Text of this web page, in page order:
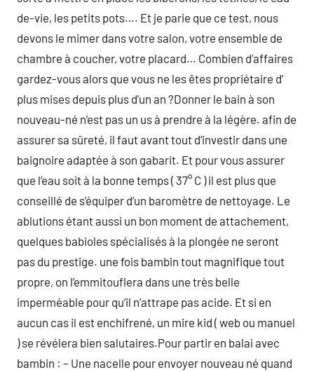
de-vie, les petits pots…. Et je parie que ce test, nous
devons le mimer dans votre salon, votre ensemble de
chambre à coucher, votre placard… Combien d’affaires
gardez-vous alors que vous ne les êtes propriétaire d’
plus mises depuis plus d’un an ?Donner le bain à son
nouveau-né n’est pas un us à prendre à la légère. afin de
assurer sa sûreté, il faut avant tout d’investir dans une
baignoire adaptée à son gabarit. Et pour vous assurer
que l’eau soit à la bonne temps ( 37° C ) il est plus que
conseillé de s’équiper d’un baromètre de nettoyage. Le
ablutions étant aussi un bon moment de attachement,
quelques babioles spécialisés à la plongée ne seront
pas du prestige. une fois bambin tout magnifique tout
propre, on l’emmitouflera dans une très belle
imperméable pour qu’il n’attrape pas acide. Et si en
aucun cas il est enchifrené, un mire kid ( web ou manuel
) se révélera bien salutaires.Pour partir en balai avec
bambin : – Une nacelle pour envoyer nouveau né quand